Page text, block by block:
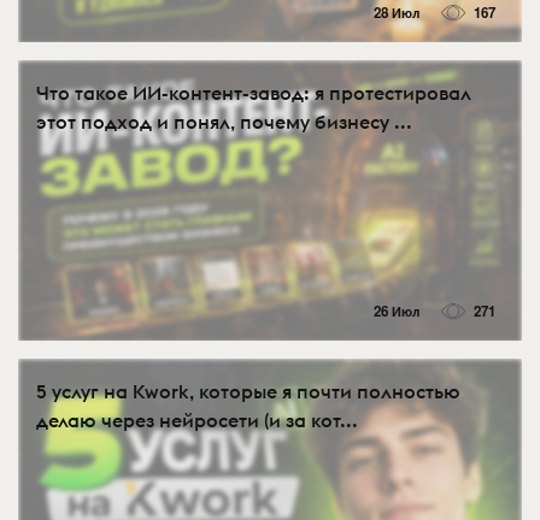
28 Июл 167
Что такое ИИ-контент-завод: я протестировал
этот подход и понял, почему бизнесу ...
26 Июл 271
5 услуг на Kwork, которые я почти полностью
делаю через нейросети (и за кот...